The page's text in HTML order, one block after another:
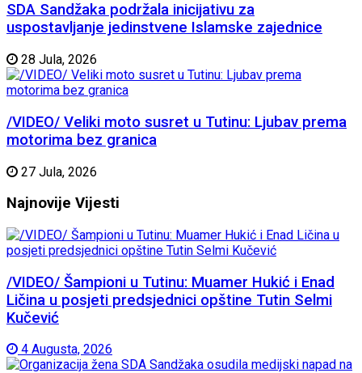
SDA Sandžaka podržala inicijativu za
uspostavljanje jedinstvene Islamske zajednice
28 Jula, 2026
/VIDEO/ Veliki moto susret u Tutinu: Ljubav prema
motorima bez granica
27 Jula, 2026
Najnovije Vijesti
/VIDEO/ Šampioni u Tutinu: Muamer Hukić i Enad
Ličina u posjeti predsjednici opštine Tutin Selmi
Kučević
4 Augusta, 2026